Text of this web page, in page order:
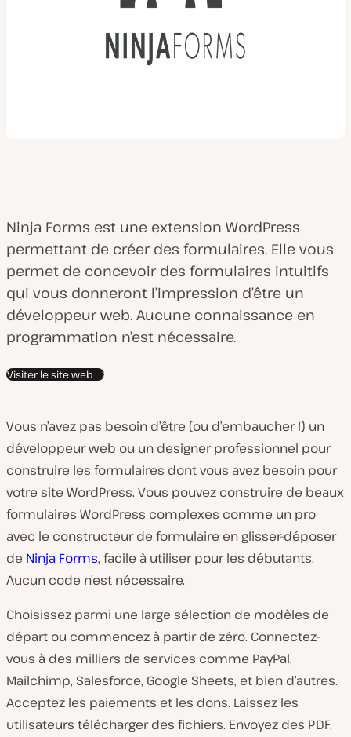
Ninja Forms est une extension WordPress
permettant de créer des formulaires. Elle vous
permet de concevoir des formulaires intuitifs
qui vous donneront l’impression d’être un
développeur web. Aucune connaissance en
programmation n’est nécessaire.
Visiter le site web
Vous n’avez pas besoin d’être (ou d’embaucher !) un
développeur web ou un designer professionnel pour
construire les formulaires dont vous avez besoin pour
votre site WordPress. Vous pouvez construire de beaux
formulaires WordPress complexes comme un pro
avec le constructeur de formulaire en glisser-déposer
de Ninja Forms, facile à utiliser pour les débutants.
Aucun code n’est nécessaire.
Choisissez parmi une large sélection de modèles de
départ ou commencez à partir de zéro. Connectez-
vous à des milliers de services comme PayPal,
Mailchimp, Salesforce, Google Sheets, et bien d’autres.
Acceptez les paiements et les dons. Laissez les
utilisateurs télécharger des fichiers. Envoyez des PDF.